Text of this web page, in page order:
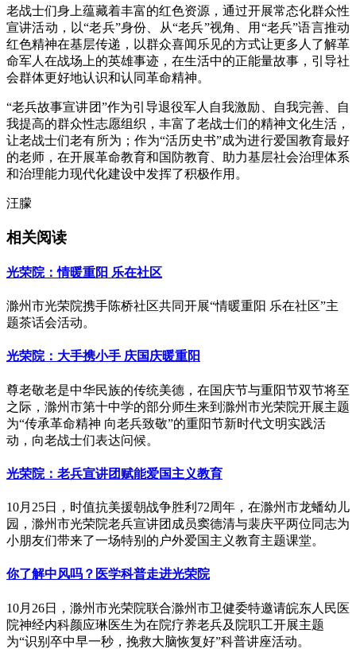
老战士们身上蕴藏着丰富的红色资源，通过开展常态化群众性
宣讲活动，以“老兵”身份、从“老兵”视角、用“老兵”语言推动
红色精神在基层传递，以群众喜闻乐见的方式让更多人了解革
命军人在战场上的英雄事迹，在生活中的正能量故事，引导社
会群体更好地认识和认同革命精神。
“老兵故事宣讲团”作为引导退役军人自我激励、自我完善、自
我提高的群众性志愿组织，丰富了老战士们的精神文化生活，
让老战士们老有所为；作为“活历史书”成为进行爱国教育最好
的老师，在开展革命教育和国防教育、助力基层社会治理体系
和治理能力现代化建设中发挥了积极作用。
汪朦
相关阅读
光荣院：情暖重阳 乐在社区
滁州市光荣院携手陈桥社区共同开展“情暖重阳 乐在社区”主
题茶话会活动。
光荣院：大手携小手 庆国庆暖重阳
尊老敬老是中华民族的传统美德，在国庆节与重阳节双节将至
之际，滁州市第十中学的部分师生来到滁州市光荣院开展主题
为“传承革命精神 向老兵致敬”的重阳节新时代文明实践活
动，向老战士们表达问候。
光荣院：老兵宣讲团赋能爱国主义教育
10月25日，时值抗美援朝战争胜利72周年，在滁州市龙蟠幼儿
园，滁州市光荣院老兵宣讲团成员窦德清与裴庆平两位同志为
小朋友们带来了一场特别的户外爱国主义教育主题课堂。
你了解中风吗？医学科普走进光荣院
10月26日，滁州市光荣院联合滁州市卫健委特邀请皖东人民医
院神经内科颜应琳医生为在院疗养老兵及院职工开展主题
为“识别卒中早一秒，挽救大脑恢复好”科普讲座活动。